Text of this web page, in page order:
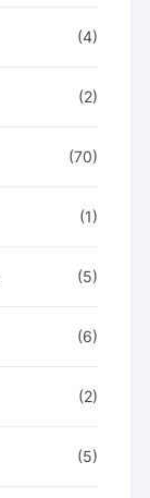
(4)
(2)
(70)
(1)
(5)
(6)
(2)
(5)